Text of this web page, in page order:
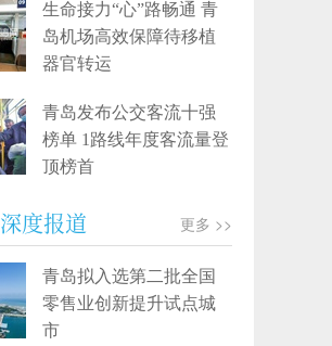
生命接力“心”路畅通 青
岛机场高效保障待移植
器官转运
青岛发布公交客流十强
榜单 1路线年度客流量登
顶榜首
深度报道 更多 >>
青岛拟入选第二批全国
零售业创新提升试点城
市